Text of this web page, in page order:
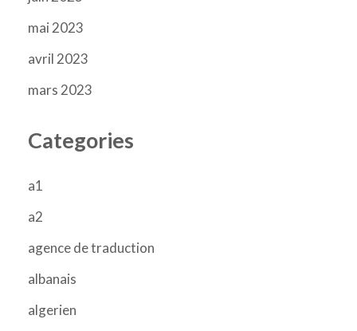
mai 2023
avril 2023
mars 2023
Categories
a1
a2
agence de traduction
albanais
algerien